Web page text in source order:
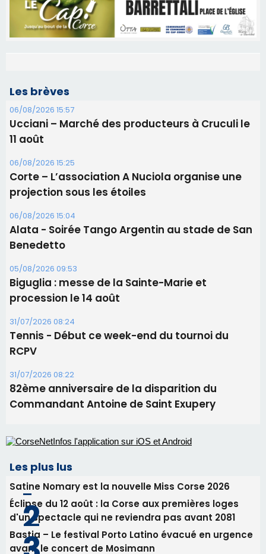
Les brèves
06/08/2026 15:57
Ucciani – Marché des producteurs à Cruculi le
11 août
06/08/2026 15:25
Corte – L’association A Nuciola organise une
projection sous les étoiles
06/08/2026 15:04
Alata - Soirée Tango Argentin au stade de San
Benedetto
05/08/2026 09:53
procession le 14 août
31/07/2026 08:24
Tennis - Début ce week-end du tournoi du
RCPV
31/07/2026 08:22
82ème anniversaire de la disparition du
Commandant Antoine de Saint Exupery